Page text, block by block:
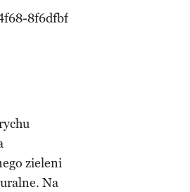
zieleni
Na